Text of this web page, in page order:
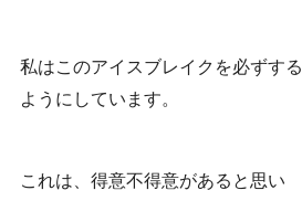
私はこのアイスブレイクを必ずする
ようにしています。
これは、得意不得意があると思い